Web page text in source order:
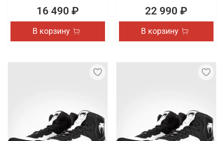
16 490 ₽
В корзину
22 990 ₽
В корзину